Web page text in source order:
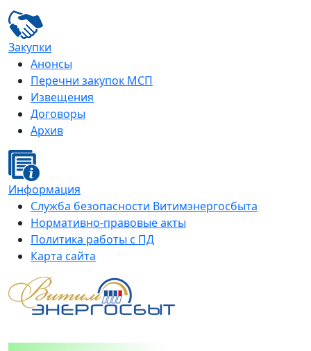
Закупки
Анонсы
Перечни закупок МСП
Извещения
Договоры
Архив
Информация
Служба безопасности Витимэнергосбыта
Нормативно-правовые акты
Политика работы с ПД
Карта сайта